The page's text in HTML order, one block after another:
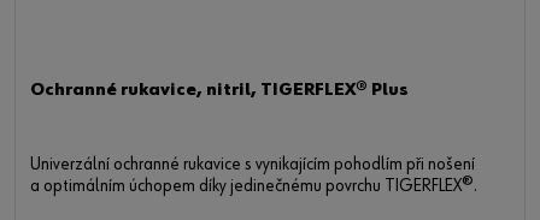
Ochranné rukavice, nitril, TIGERFLEX® Plus
Univerzální ochranné rukavice s vynikajícím pohodlím při nošení
a optimálním úchopem díky jedinečnému povrchu TIGERFLEX®.